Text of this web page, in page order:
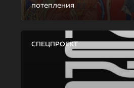
потепления
СПЕЦПРОЕКТ